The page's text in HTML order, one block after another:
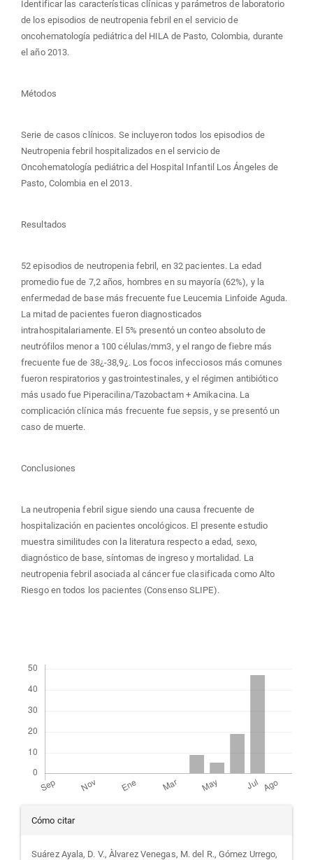
Identificar las características clínicas y parámetros de laboratorio
de los episodios de neutropenia febril en el servicio de
oncohematología pediátrica del HILA de Pasto, Colombia, durante
el año 2013.
Métodos
Serie de casos clínicos. Se incluyeron todos los episodios de
Neutropenia febril hospitalizados en el servicio de
Oncohematología pediátrica del Hospital Infantil Los Ángeles de
Pasto, Colombia en el 2013.
Resultados
52 episodios de neutropenia febril, en 32 pacientes. La edad
promedio fue de 7,2 años, hombres en su mayoría (62%), y la
enfermedad de base más frecuente fue Leucemia Linfoide Aguda.
La mitad de pacientes fueron diagnosticados
intrahospitalariamente. El 5% presentó un conteo absoluto de
neutrófilos menor a 100 células/mm3, y el rango de fiebre más
frecuente fue de 38¿-38,9¿. Los focos infecciosos más comunes
fueron respiratorios y gastrointestinales, y el régimen antibiótico
más usado fue Piperacilina/Tazobactam + Amikacina. La
complicación clínica más frecuente fue sepsis, y se presentó un
caso de muerte.
Conclusiones
La neutropenia febril sigue siendo una causa frecuente de
hospitalización en pacientes oncológicos. El presente estudio
muestra similitudes con la literatura respecto a edad, sexo,
diagnóstico de base, síntomas de ingreso y mortalidad. La
neutropenia febril asociada al cáncer fue clasificada como Alto
Riesgo en todos los pacientes (Consenso SLIPE).
Detalles
Cómo citar
Suárez Ayala, D. V., Àlvarez Venegas, M. del R., Gómez Urrego,